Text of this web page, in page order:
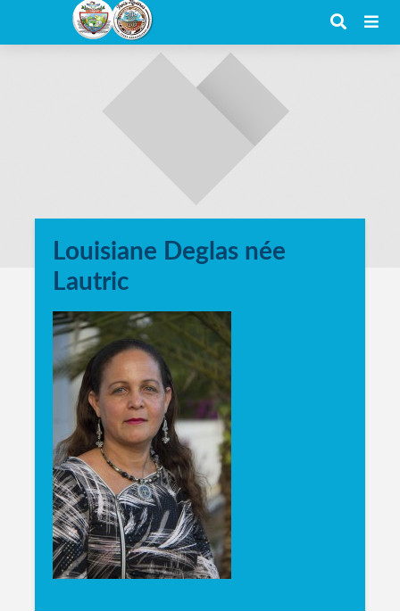
Louisiane Deglas née
Lautric